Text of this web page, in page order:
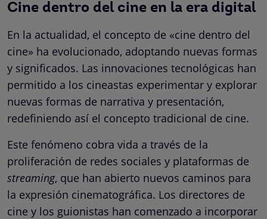
Cine dentro del cine en la era digital
En la actualidad, el concepto de «cine dentro del
cine» ha evolucionado, adoptando nuevas formas
y significados. Las innovaciones tecnológicas han
permitido a los cineastas experimentar y explorar
nuevas formas de narrativa y presentación,
redefiniendo así el concepto tradicional de cine.
Este fenómeno cobra vida a través de la
proliferación de redes sociales y plataformas de
streaming, que han abierto nuevos caminos para
la expresión cinematográfica. Los directores de
cine y los guionistas han comenzado a incorporar